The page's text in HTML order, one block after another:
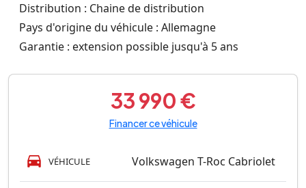
Distribution : Chaine de distribution
Pays d'origine du véhicule : Allemagne
Garantie : extension possible jusqu'à 5 ans
33 990 €
Financer ce véhicule
VÉHICULE Volkswagen T-Roc Cabriolet